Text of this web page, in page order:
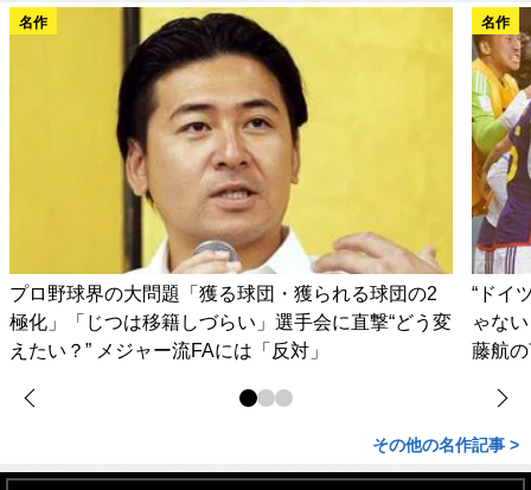
名作
プロ野球界の大問題「獲る球団・獲られる球団の2
極化」「じつは移籍しづらい」選手会に直撃“どう変
えたい？” メジャー流FAには「反対」
名作
“ドイ
ゃな
藤航の
その他の名作記事 >